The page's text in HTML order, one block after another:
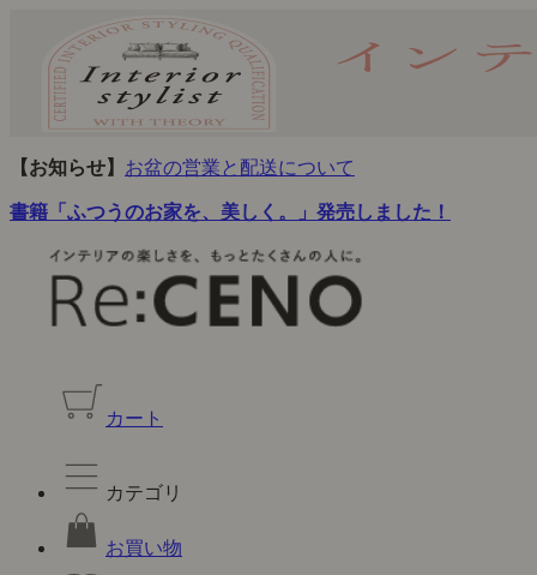
【お知らせ】 お盆の営業と配送について
書籍「ふつうのお家を、美しく。」発売しました！
カート
カテゴリ
お買い物